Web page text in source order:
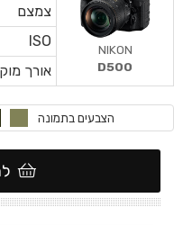
צמצם
ISO
אורך
NIKON
D500
הצבעים בתמונה